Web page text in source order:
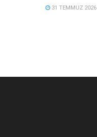
31 TEMMUZ 2026